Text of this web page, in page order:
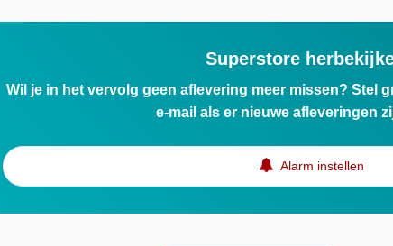
Superstore
Wil je in het vervolg geen aflevering meer missen? Stel
e-mail als er nieuwe afleveringen
Alarm instellen